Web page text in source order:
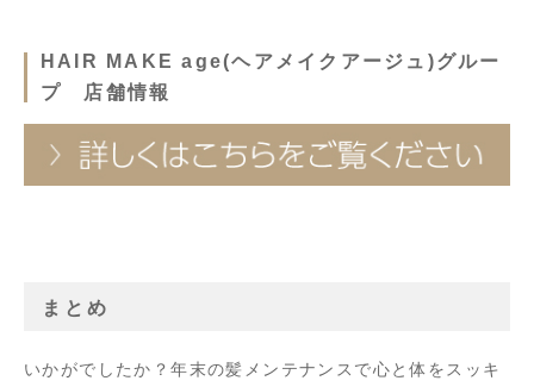
HAIR MAKE age(ヘアメイクアージュ)グルー
プ 店舗情報
まとめ
いかがでしたか？年末の髪メンテナンスで心と体をスッキ